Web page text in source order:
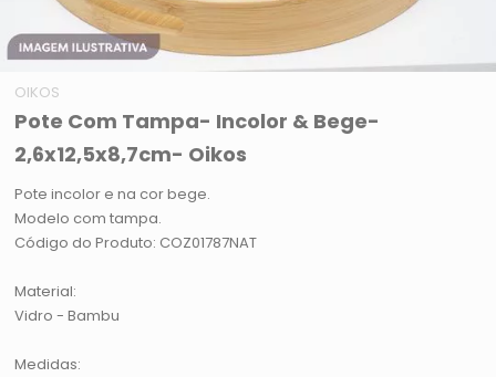
OIKOS
Pote Com Tampa- Incolor & Bege-
2,6x12,5x8,7cm- Oikos
Pote incolor e na cor bege.
Modelo com tampa.
Código do Produto: COZ01787NAT
Material:
Vidro - Bambu
Medidas: